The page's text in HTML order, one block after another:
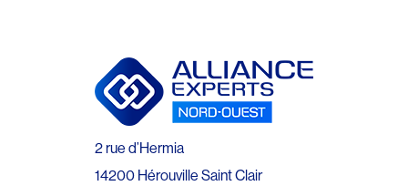
2 rue d’Hermia
14200 Hérouville Saint Clair